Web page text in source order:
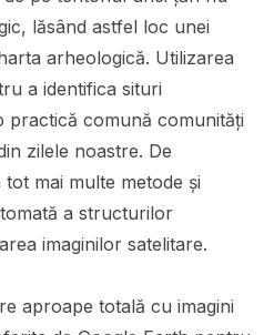
lăsând astfel loc unei
arheologică. Utilizarea
a identifica situri
practică comună comunităţi
zilele noastre. De
mai multe metode şi
a structurilor
imaginilor satelitare.
aproape totală cu imagini